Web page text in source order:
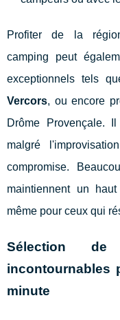
Profiter de la
camping peut
exceptionnels tels
Vercors, ou encore
Drôme Provençale.
malgré
compromise.
maintiennent un
même pour ceux qui
Sélection
incontournables
minute